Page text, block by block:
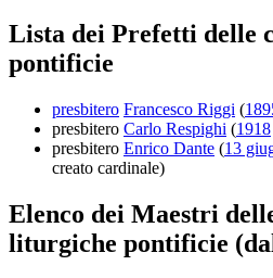
Lista dei Prefetti delle
pontificie
presbitero Francesco Riggi (
presbitero Carlo Respighi (1918
presbitero Enrico Dante (13
creato cardinale)
Elenco dei Maestri
liturgiche pontificie